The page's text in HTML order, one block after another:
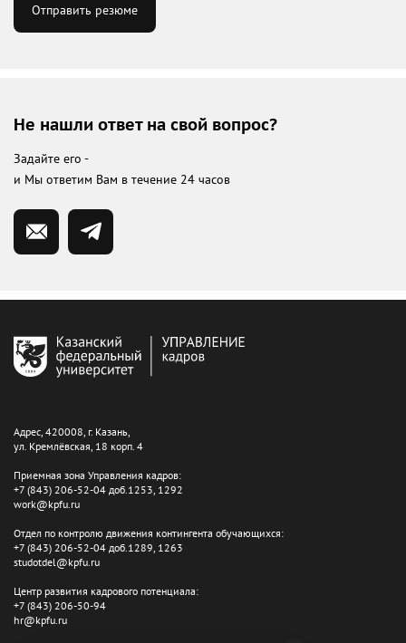
Отправить резюме
Не нашли ответ на свой вопрос?
Задайте его -
и Мы ответим Вам в течение 24 часов
Адрес, 420008, г. Казань,
ул. Кремлёвская, 18 корп. 4
Приемная зона Управления кадров:
+7 (843) 206-52-04 доб.1253, 1292
work@kpfu.ru
Отдел по контролю движения контингента обучающихся:
+7 (843) 206-52-04 доб.1289, 1263
studotdel@kpfu.ru
Центр развития кадрового потенциала:
+7 (843) 206-50-94
hr@kpfu.ru